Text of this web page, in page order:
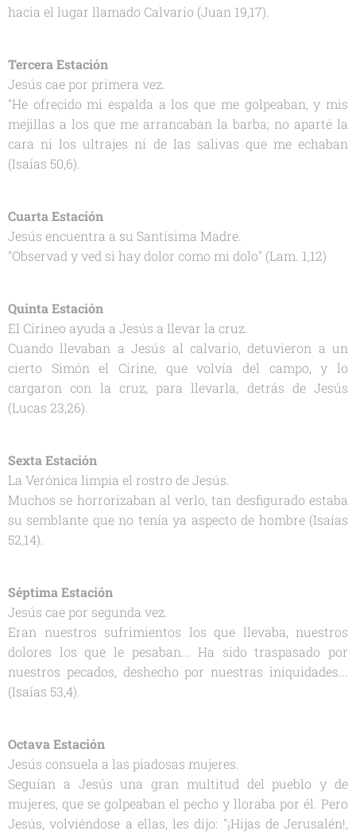
hacia el lugar llamado Calvario (Juan 19,17).
Tercera Estación
Jesús cae por primera vez.
"He ofrecido mi espalda a los que me golpeaban, y mis
mejillas a los que me arrancaban la barba; no aparté la
cara ni los ultrajes ni de las salivas que me echaban
(Isaías 50,6).
Cuarta Estación
Jesús encuentra a su Santísima Madre.
"Observad y ved si hay dolor como mi dolo" (Lam. 1,12)
Quinta Estación
El Cirineo ayuda a Jesús a llevar la cruz.
Cuando llevaban a Jesús al calvario, detuvieron a un
cierto Simón el Cirine, que volvía del campo, y lo
cargaron con la cruz, para llevarla, detrás de Jesús
(Lucas 23,26).
Sexta Estación
La Verónica limpia el rostro de Jesús.
Muchos se horrorizaban al verlo, tan desfigurado estaba
su semblante que no tenía ya aspecto de hombre (Isaías
52,14).
Séptima Estación
Jesús cae por segunda vez.
Eran nuestros sufrimientos los que llevaba, nuestros
dolores los que le pesaban... Ha sido traspasado por
nuestros pecados, deshecho por nuestras iniquidades...
(Isaías 53,4).
Octava Estación
Jesús consuela a las piadosas mujeres.
Seguían a Jesús una gran multitud del pueblo y de
mujeres, que se golpeaban el pecho y lloraba por él. Pero
Jesús, volviéndose a ellas, les dijo: "¡Hijas de Jerusalén!,